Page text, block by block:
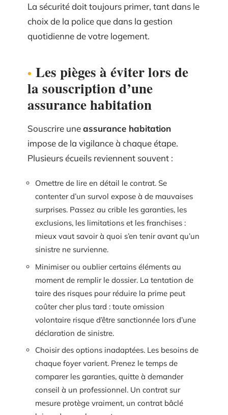
La sécurité doit toujours primer, tant dans le
choix de la police que dans la gestion
quotidienne de votre logement.
Les pièges à éviter lors de
la souscription d’une
assurance habitation
Souscrire uneassurance habitation
impose de la vigilance à chaque étape.
Plusieurs écueils reviennent souvent :
Omettre de lire en détail le contrat. Se
contenter d’un survol expose à de mauvaises
surprises. Passez au crible les garanties, les
exclusions, les limitations et les franchises :
mieux vaut savoir à quoi s’en tenir avant qu’un
sinistre ne survienne.
Minimiser ou oublier certains éléments au
moment de remplir le dossier. La tentation de
taire des risques pour réduire la prime peut
coûter cher plus tard : toute omission
volontaire risque d’être sanctionnée lors d’une
déclaration de sinistre.
Choisir des options inadaptées. Les besoins de
chaque foyer varient. Prenez le temps de
comparer les garanties, quitte à demander
conseil à un professionnel. Un contrat sur
mesure protège vraiment, un contrat bâclé